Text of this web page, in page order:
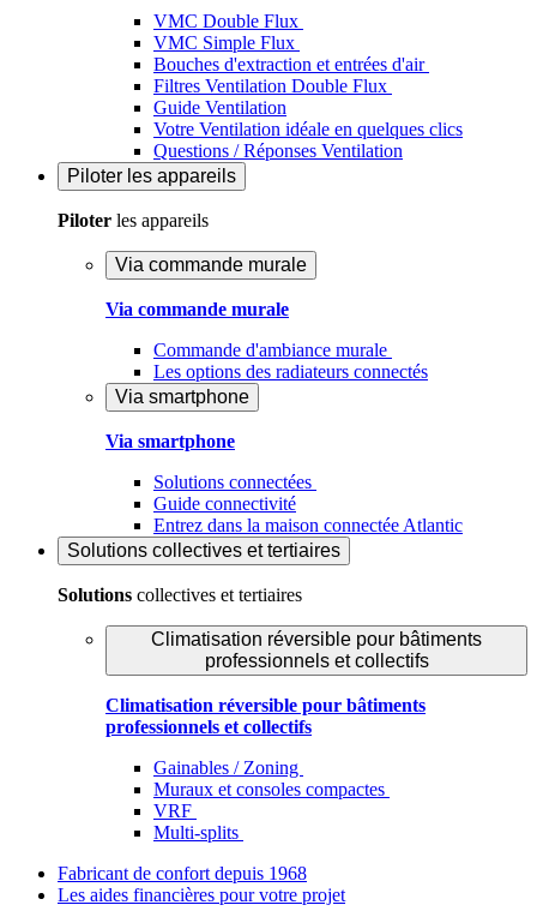
VMC Double Flux
VMC Simple Flux
Bouches d'extraction et entrées d'air
Filtres Ventilation Double Flux
Guide Ventilation
Votre Ventilation idéale en quelques clics
Questions / Réponses Ventilation
Piloter les appareils
Piloter les appareils
Via commande murale
Via commande murale
Commande d'ambiance murale
Les options des radiateurs connectés
Via smartphone
Via smartphone
Solutions connectées
Guide connectivité
Entrez dans la maison connectée Atlantic
Solutions collectives et tertiaires
Solutions collectives et tertiaires
Climatisation réversible pour bâtiments
professionnels et collectifs
Climatisation réversible pour bâtiments
professionnels et collectifs
Gainables / Zoning
Muraux et consoles compactes
VRF
Multi-splits
Fabricant de confort depuis 1968
Les aides financières pour votre projet